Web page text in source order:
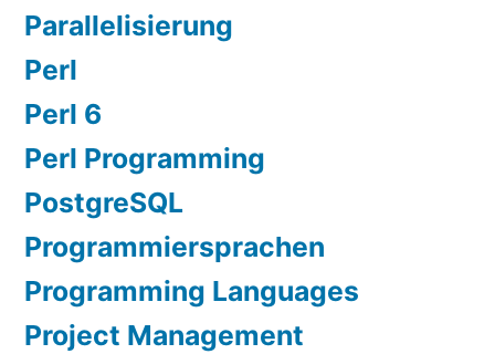
Parallelisierung
Perl
Perl 6
Perl Programming
PostgreSQL
Programmiersprachen
Programming Languages
Project Management